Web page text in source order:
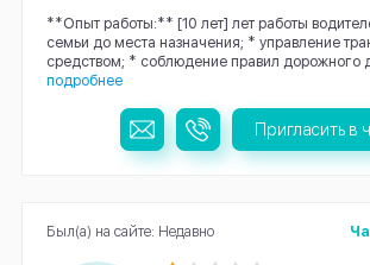
**Опыт работы:** [10 лет] лет работы
семьи до места назначения; * управление
средством; * соблюдение правил дорожного
подробнее
Пригласить в
Был(а) на сайте: Недавно